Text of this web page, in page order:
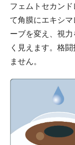
フェムトセカン
て角膜にエキシ
ーブを変え、視
く見えます。格
ません。